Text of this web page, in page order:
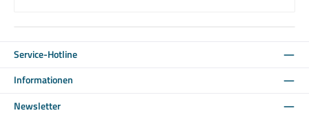
Service-Hotline
Informationen
Newsletter